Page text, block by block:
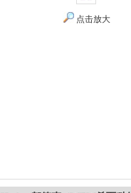
点击放大